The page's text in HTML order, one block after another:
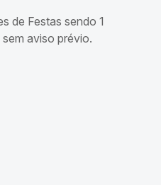
de Festas sendo 1
aviso prévio.